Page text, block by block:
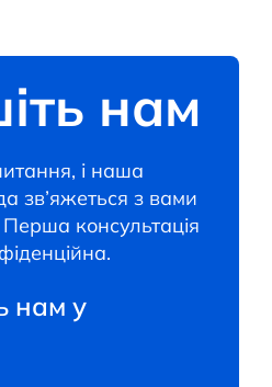
нам
і наша
зв’яжеться з вами
консультація
нам у